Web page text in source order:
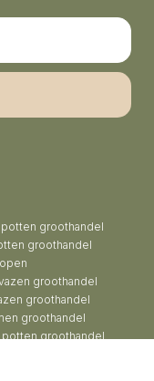
potten groothandel
groothandel
groothandel
groothandel
groothandel
potten groothandel